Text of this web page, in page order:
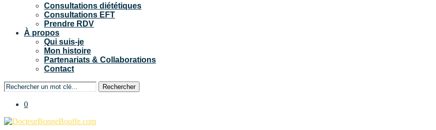
Consultations diététiques
Consultations EFT
Prendre RDV
À propos
Qui suis-je
Mon histoire
Partenariats & Collaborations
Contact
Rechercher
0